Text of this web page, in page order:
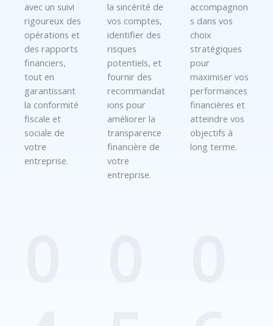
avec un suivi
rigoureux des
opérations et
des rapports
financiers,
tout en
garantissant
la conformité
fiscale et
sociale de
votre
entreprise.
la sincérité de
vos comptes,
identifier des
risques
potentiels, et
fournir des
recommandat
ions pour
améliorer la
transparence
financière de
votre
entreprise.
accompagnon
s dans vos
choix
stratégiques
pour
maximiser vos
performances
financières et
atteindre vos
objectifs à
long terme.